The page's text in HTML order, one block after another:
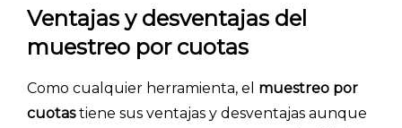
Ventajas y desventajas del
muestreo por cuotas
Como cualquier herramienta, el muestreo por
cuotastiene sus ventajas y desventajas aunque